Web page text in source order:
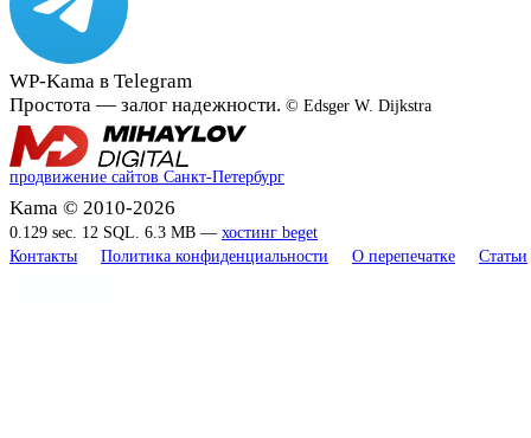
WP-Kama в Telegram
Простота — залог надежности. © Edsger W. Dijkstra
продвижение сайтов Санкт-Петербург
Kama © 2010-2026
0.129 sec. 12 SQL. 6.3 MB — хостинг beget
Контакты
Политика конфиденциальности О перепечатке Статьи